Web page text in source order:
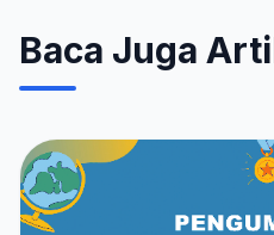
Baca Juga